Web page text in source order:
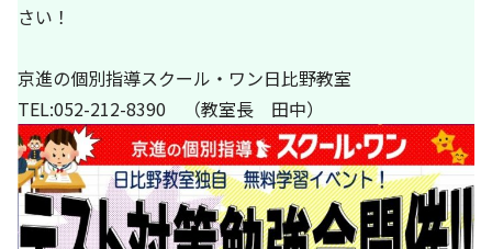
さい！
京進の個別指導スクール・ワン日比野教室
TEL:052-212-8390 （教室長 田中）